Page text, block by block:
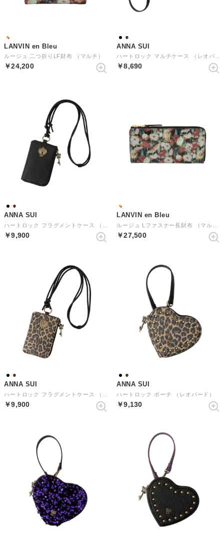
LANVIN en Bleu
ルージュ 二つ折りLF財布 （マルチ）
￥24,200
ANNA SUI
￥8,690
ANNA SUI
￥9,900
LANVIN en Bleu
￥27,500
ANNA SUI
￥9,900
ANNA SUI
ハートロック ポーチ （レオパード）
￥9,130